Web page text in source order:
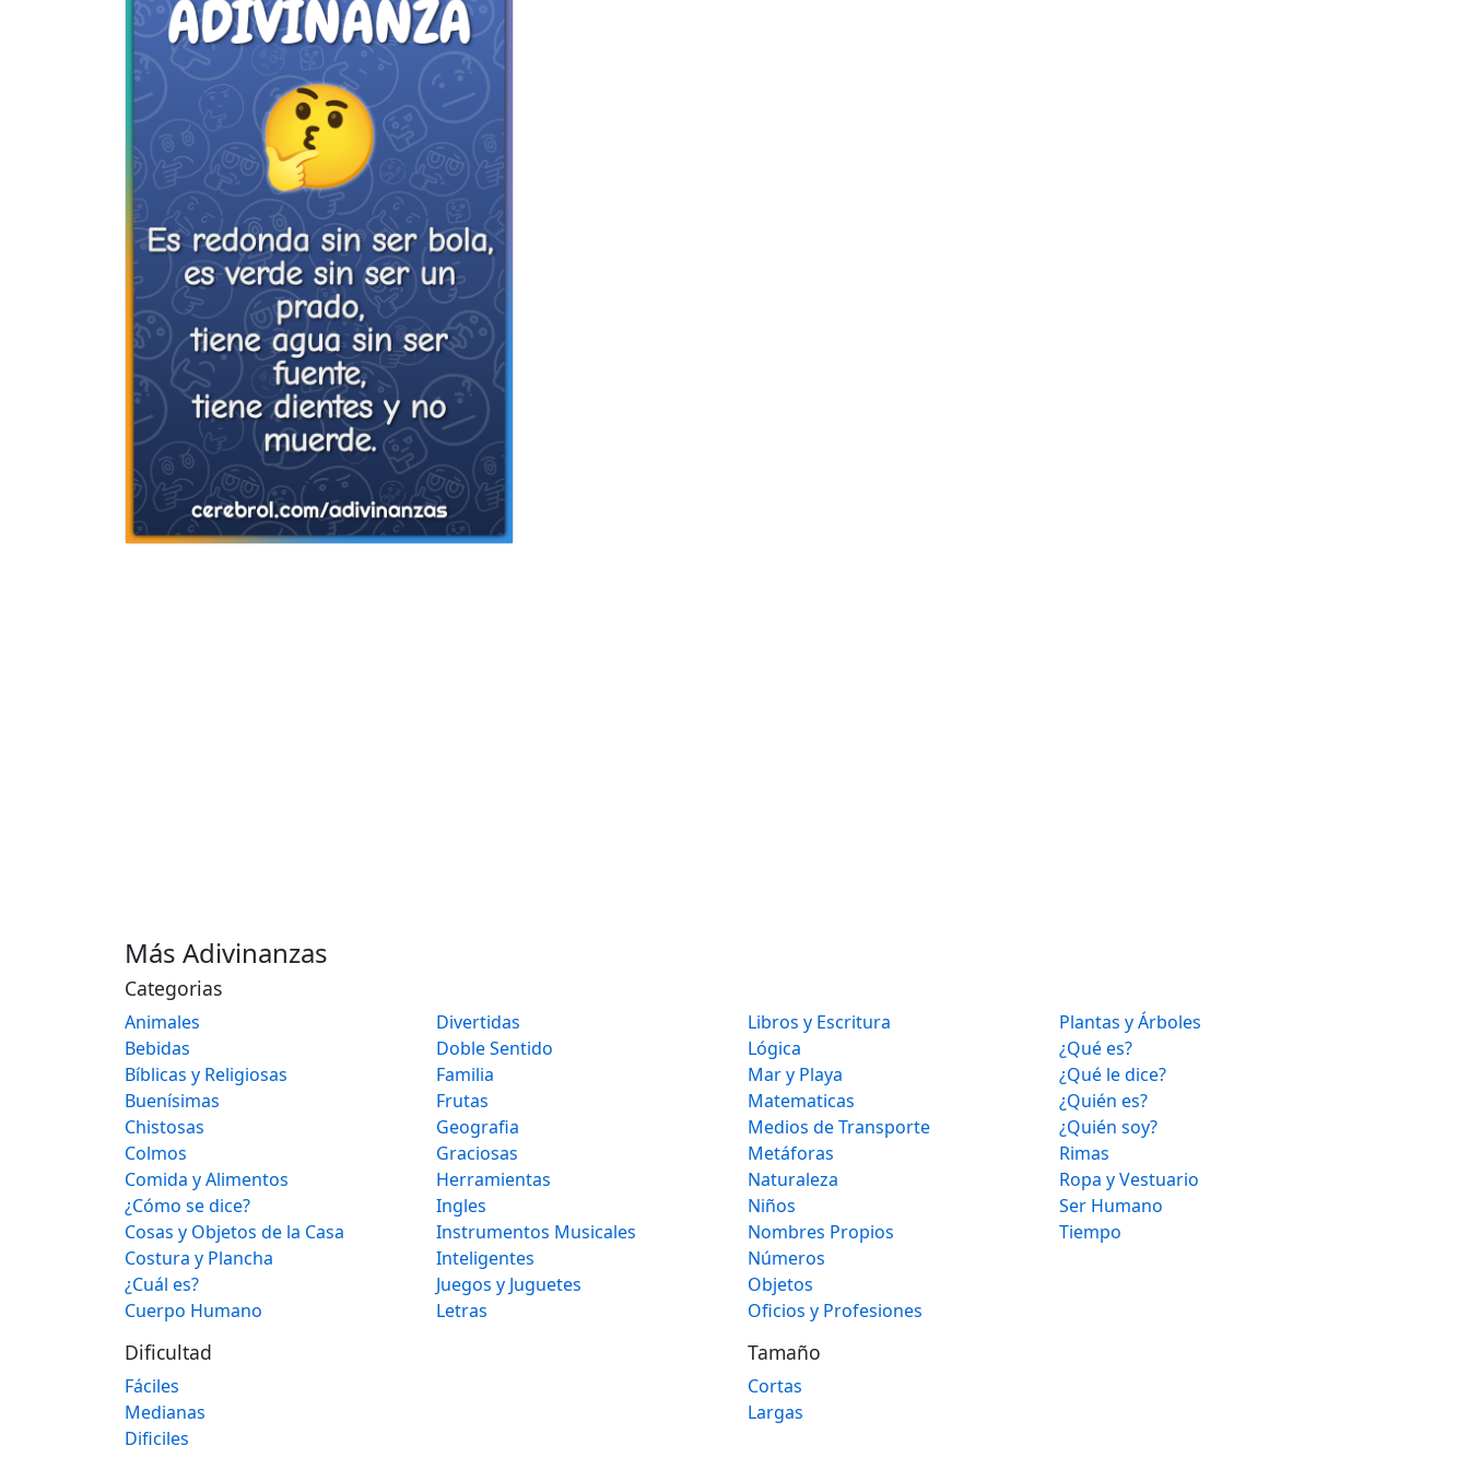
Más Adivinanzas
Categorias
Animales
Bebidas
Bíblicas y Religiosas
Buenísimas
Chistosas
Colmos
Comida y Alimentos
¿Cómo se dice?
Cosas y Objetos de la Casa
Costura y Plancha
¿Cuál es?
Cuerpo Humano
Divertidas
Doble Sentido
Familia
Frutas
Geografia
Graciosas
Herramientas
Ingles
Instrumentos Musicales
Inteligentes
Juegos y Juguetes
Letras
Libros y Escritura
Lógica
Mar y Playa
Matematicas
Medios de Transporte
Metáforas
Naturaleza
Niños
Nombres Propios
Números
Objetos
Oficios y Profesiones
Plantas y Árboles
¿Qué es?
¿Qué le dice?
¿Quién es?
¿Quién soy?
Rimas
Ropa y Vestuario
Ser Humano
Tiempo
Dificultad
Fáciles
Medianas
Dificiles
Tamaño
Cortas
Largas